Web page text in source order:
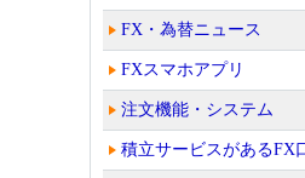
FX・為替ニュース
FXスマホアプリ
注文機能・システム
積立サービスがあるFX